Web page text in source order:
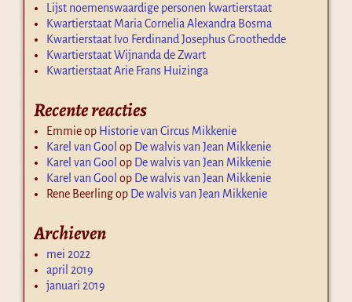
Lijst noemenswaardige personen kwartierstaat
Kwartierstaat Maria Cornelia Alexandra Bosma
Kwartierstaat Ivo Ferdinand Josephus Groothedde
Kwartierstaat Wijnanda de Zwart
Kwartierstaat Arie Frans Huizinga
Recente reacties
Emmieop Historie van Circus Mikkenie
Karel van Gool op De walvis van Jean Mikkenie
Karel van Gool op De walvis van Jean Mikkenie
Karel van Gool op De walvis van Jean Mikkenie
Rene Beerlingop De walvis van Jean Mikkenie
Archieven
mei 2022
april 2019
januari 2019